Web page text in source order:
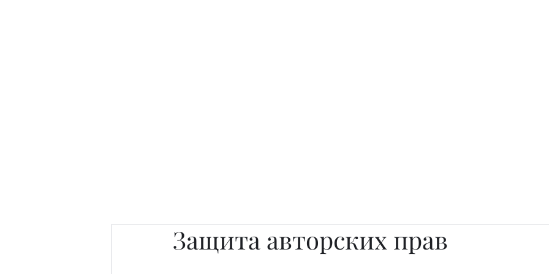
Защита авторских прав